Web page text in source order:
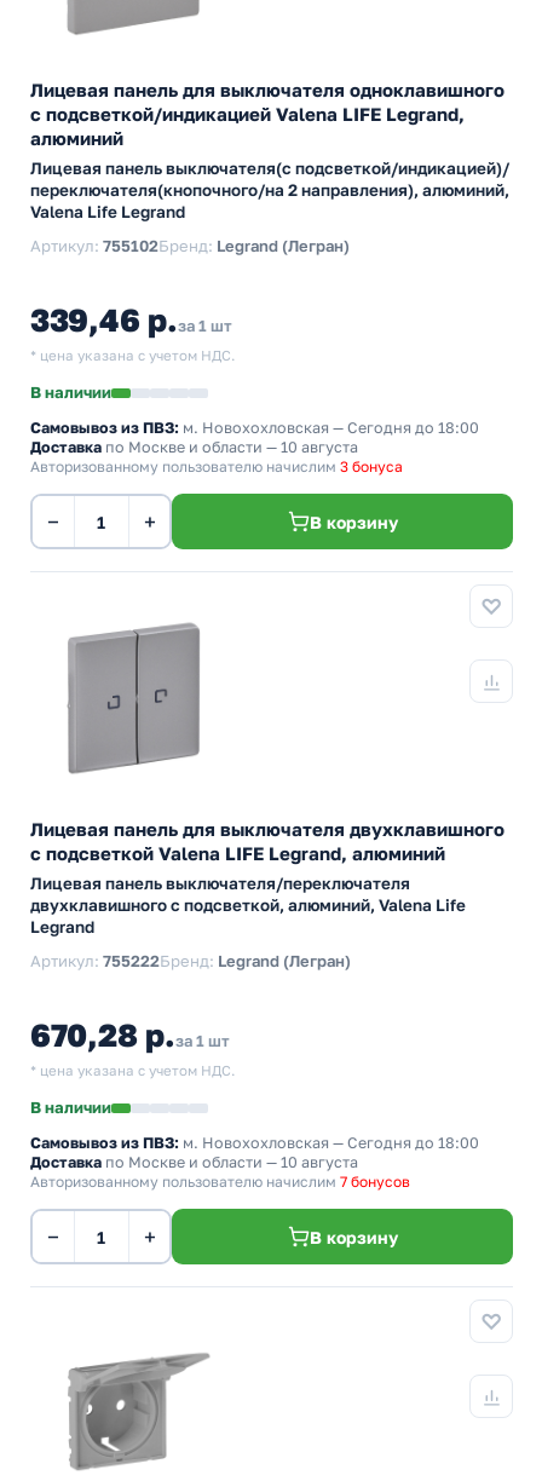
Лицевая панель для выключателя одноклавишного
с подсветкой/индикацией Valena LIFE Legrand,
алюминий
Лицевая панель выключателя(с подсветкой/индикацией)/
переключателя(кнопочного/на 2 направления), алюминий,
Valena Life Legrand
Артикул: 755102Бренд: Legrand (Легран)
339,46 р.за 1 шт
* цена указана с учетом НДС.
В наличии
Самовывоз из ПВЗ: м. Новохохловская — Сегодня до 18:00
Доставка по Москве и области — 10 августа
Авторизованному пользователю начислим 3 бонуса
− + В корзину
Лицевая панель для выключателя двухклавишного
с подсветкой Valena LIFE Legrand, алюминий
Лицевая панель выключателя/переключателя
двухклавишного с подсветкой, алюминий, Valena Life
Legrand
Артикул: 755222Бренд: Legrand (Легран)
670,28 р.за 1 шт
* цена указана с учетом НДС.
В наличии
Самовывоз из ПВЗ: м. Новохохловская — Сегодня до 18:00
Доставка по Москве и области — 10 августа
Авторизованному пользователю начислим 7 бонусов
− + В корзину